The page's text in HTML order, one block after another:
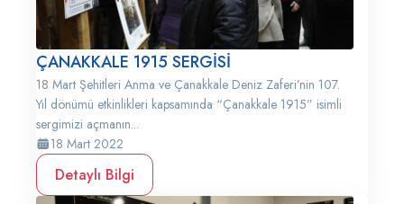
ÇANAKKALE 1915 SERGİSİ
18 Mart Şehitleri Anma ve Çanakkale Deniz Zaferi’nin 107.
Yıl dönümü etkinlikleri kapsamında “Çanakkale 1915” isimli
sergimizi açmanın...
18 Mart 2022
Detaylı Bilgi